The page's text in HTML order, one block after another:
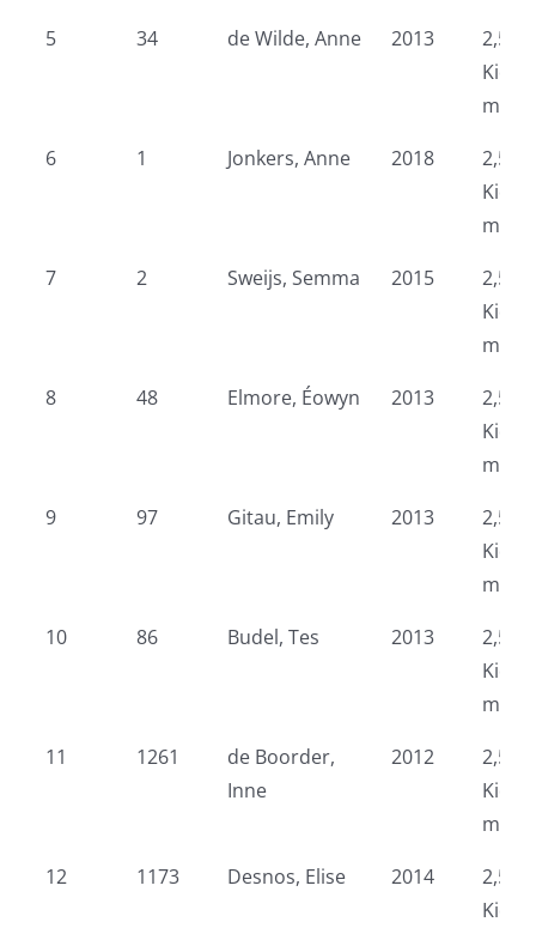
5
34 de Wilde, Anne 2013
2,5
6
1 Jonkers, Anne 2018
2,5
7
2 Sweijs, Semma 2015
2,5
8
48 Elmore, Éowyn 2013
2,5
9
97 Gitau, Emily 2013
2,5
10
86 Budel, Tes 2013
2,5
11
1261
de Boorder,
Inne
2012
2,5
12
1173 Desnos, Elise 2014
2,5